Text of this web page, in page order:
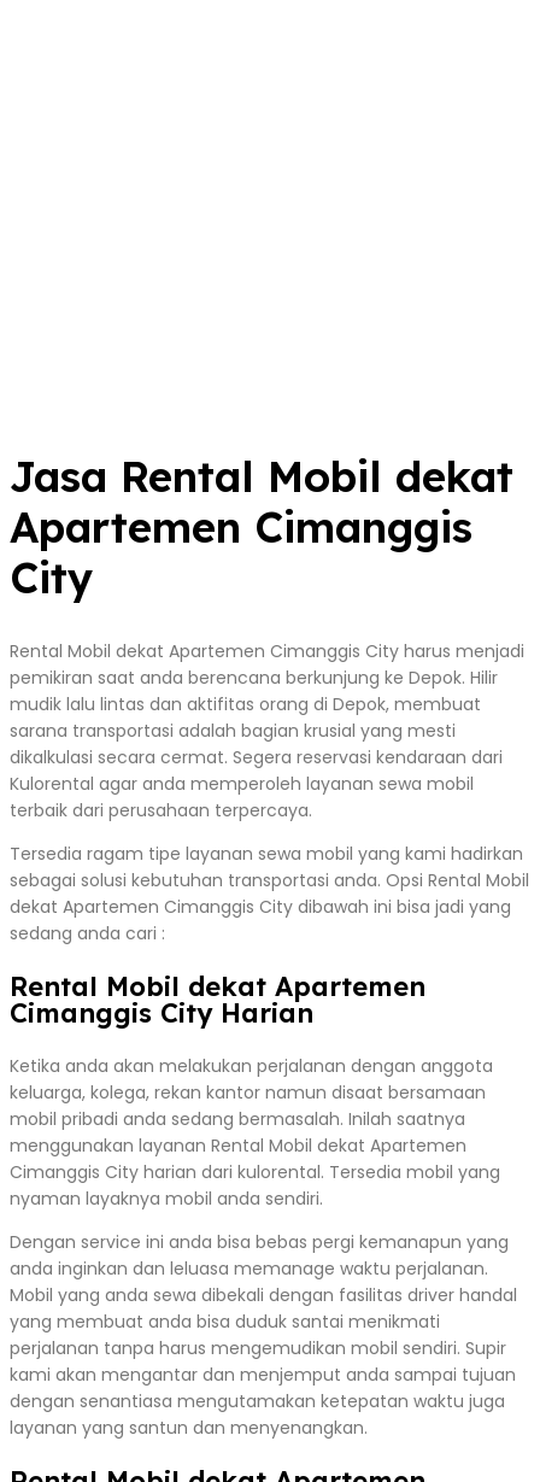
Jasa Rental Mobil dekat
Apartemen Cimanggis
City
Rental Mobil dekat Apartemen Cimanggis City harus menjadi
pemikiran saat anda berencana berkunjung ke Depok. Hilir
mudik lalu lintas dan aktifitas orang di Depok, membuat
sarana transportasi adalah bagian krusial yang mesti
dikalkulasi secara cermat. Segera reservasi kendaraan dari
Kulorental agar anda memperoleh layanan sewa mobil
terbaik dari perusahaan terpercaya.
Tersedia ragam tipe layanan sewa mobil yang kami hadirkan
sebagai solusi kebutuhan transportasi anda. Opsi Rental Mobil
dekat Apartemen Cimanggis City dibawah ini bisa jadi yang
sedang anda cari :
Rental Mobil dekat Apartemen
Cimanggis City Harian
Ketika anda akan melakukan perjalanan dengan anggota
keluarga, kolega, rekan kantor namun disaat bersamaan
mobil pribadi anda sedang bermasalah. Inilah saatnya
menggunakan layanan Rental Mobil dekat Apartemen
Cimanggis City harian dari kulorental. Tersedia mobil yang
nyaman layaknya mobil anda sendiri.
Dengan service ini anda bisa bebas pergi kemanapun yang
anda inginkan dan leluasa memanage waktu perjalanan.
Mobil yang anda sewa dibekali dengan fasilitas driver handal
yang membuat anda bisa duduk santai menikmati
perjalanan tanpa harus mengemudikan mobil sendiri. Supir
kami akan mengantar dan menjemput anda sampai tujuan
dengan senantiasa mengutamakan ketepatan waktu juga
layanan yang santun dan menyenangkan.